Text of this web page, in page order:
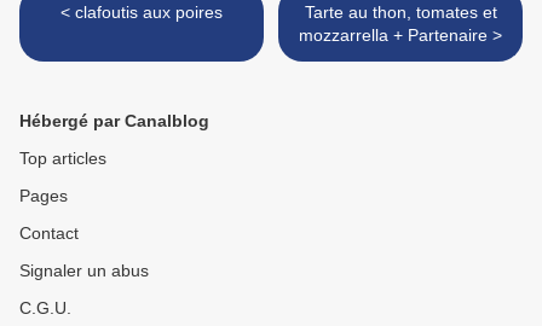
< clafoutis aux poires
Tarte au thon, tomates et
mozzarrella + Partenaire >
Hébergé par Canalblog
Top articles
Pages
Contact
Signaler un abus
C.G.U.